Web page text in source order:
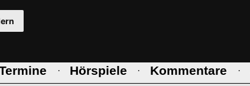
· Hörspiele · Kommentare ·